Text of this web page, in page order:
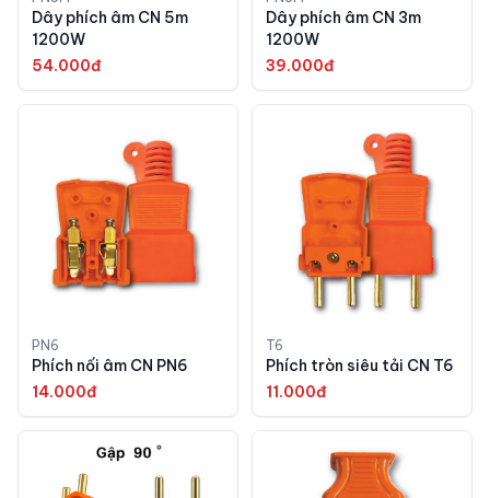
Dây phích âm CN 5m
1200W
54.000đ
Dây phích âm CN 3m
1200W
39.000đ
PN6
Phích nối âm CN PN6
14.000đ
T6
Phích tròn siêu tải CN T6
11.000đ